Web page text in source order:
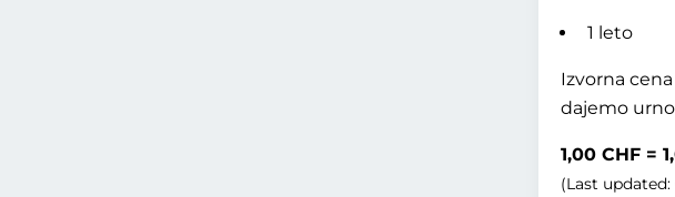
1 leto
Izvorna
dajemo
1,00 CHF =
(Last updated: